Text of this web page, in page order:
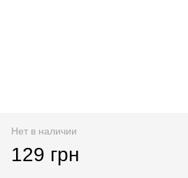
Нет в наличии
129 грн